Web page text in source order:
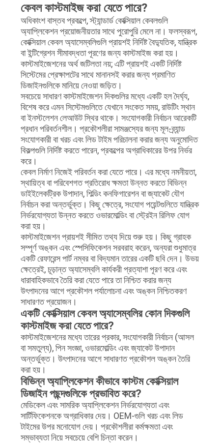
কেবল কাস্টমাইজ করা যেতে পারে?
অধিকাংশ বাস্তব প্রকল্পে, স্ট্যান্ডার্ড কোক্সিয়াল কেবলগুলি
অ্যাপ্লিকেশন প্রয়োজনীয়তার সাথে পুরোপুরি মেলে না। ফলস্বরূপ,
কোক্সিয়াল কেবল অ্যাসেম্বলিগুলি প্রায়শই নির্দিষ্ট বৈদ্যুতিক, যান্ত্রিক
বা ইন্টিগ্রেশন সীমাবদ্ধতা পূরণের জন্য কাস্টমাইজ করা হয়।
কাস্টমাইজেশনের অর্থ জটিলতা নয়; এটি প্রায়শই একটি নির্দিষ্ট
সিস্টেমের প্রেক্ষাপটের সাথে মানানসই করার জন্য প্রমাণিত
ডিজাইনগুলিকে মানিয়ে নেওয়া জড়িত।
সবচেয়ে সাধারণ কাস্টমাইজেশন দিকগুলির মধ্যে একটি হল দৈর্ঘ্য,
বিশেষ করে এমন সিস্টেমগুলিতে যেখানে সংকেত সময়, রাউটিং স্থান
বা ইনস্টলেশন লেআউট স্থির থাকে। সংযোগকারী নির্বাচন আরেকটি
প্রধান পরিবর্তনশীল। প্রকৌশলীরা সামঞ্জস্যের জন্য মূল-ব্র্যান্ড
সংযোগকারী বা খরচ এবং লিড টাইম পরিচালনা করার জন্য অনুমোদিত
বিকল্পগুলি নির্দিষ্ট করতে পারেন, প্রকল্পের অগ্রাধিকারের উপর নির্ভর
করে।
কেবল নির্মাণ নিজেই পরিবর্তন করা যেতে পারে। এর মধ্যে নমনীয়তা,
স্থায়িত্ব বা পরিবেশগত প্রতিরোধ ক্ষমতা উন্নত করতে বিভিন্ন
ডাইইলেকট্রিক উপাদান, শিল্ডিং কনফিগারেশন বা জ্যাকেট যৌগ
নির্বাচন করা অন্তর্ভুক্ত। কিছু ক্ষেত্রে, সংযোগ পয়েন্টগুলিতে যান্ত্রিক
নির্ভরযোগ্যতা উন্নত করতে ওভারমোল্ডিং বা স্ট্রেইন রিলিফ যোগ
করা হয়।
কাস্টমাইজেশন প্রায়শই সীমিত তথ্য দিয়ে শুরু হয়। কিছু গ্রাহক
সম্পূর্ণ অঙ্কন এবং স্পেসিফিকেশন সরবরাহ করেন, অন্যরা শুধুমাত্র
একটি রেফারেন্স পার্ট নম্বর বা বিদ্যমান তারের একটি ছবি দেন। উভয়
ক্ষেত্রেই, চূড়ান্ত অ্যাসেম্বলি কার্যকরী প্রত্যাশা পূরণ করে এবং
ধারাবাহিকভাবে তৈরি করা যেতে পারে তা নিশ্চিত করার জন্য
উৎপাদনের আগে প্রকৌশল পর্যালোচনা এবং অঙ্কন নিশ্চিতকরণ
সাধারণত প্রয়োজন।
একটি কোক্সিয়াল কেবল অ্যাসেম্বলির কোন দিকগুলি
কাস্টমাইজ করা যেতে পারে?
কাস্টমাইজেশনের মধ্যে তারের প্রকার, সংযোগকারী নির্বাচন (আসল
বা সমতুল্য), পিন সংজ্ঞা, ওভারমোল্ডিং এবং জ্যাকেট উপাদান
অন্তর্ভুক্ত। উৎপাদনের আগে সাধারণত প্রকৌশল অঙ্কন তৈরি
করা হয়।
বিভিন্ন অ্যাপ্লিকেশন কীভাবে কাস্টম কোক্সিয়াল
ডিজাইন পছন্দগুলিকে প্রভাবিত করে?
মেডিকেল এবং সামরিক অ্যাপ্লিকেশন নির্ভরযোগ্যতা এবং
সার্টিফিকেশনকে অগ্রাধিকার দেয়। OEM-গুলি খরচ এবং লিড
টাইমের উপর মনোযোগ দেয়। প্রকৌশলীরা কর্মক্ষমতা এবং
সম্ভাব্যতা নিয়ে সবচেয়ে বেশি চিন্তা করেন।